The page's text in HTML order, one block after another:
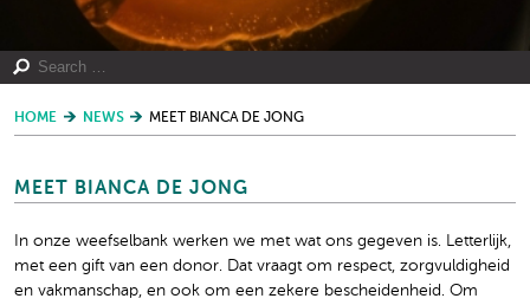
HOME NEWS MEET BIANCA DE JONG
MEET BIANCA DE JONG
In onze weefselbank werken we met wat ons gegeven is. Letterlijk,
met een gift van een donor. Dat vraagt om respect, zorgvuldigheid
en vakmanschap, en ook om een zekere bescheidenheid. Om